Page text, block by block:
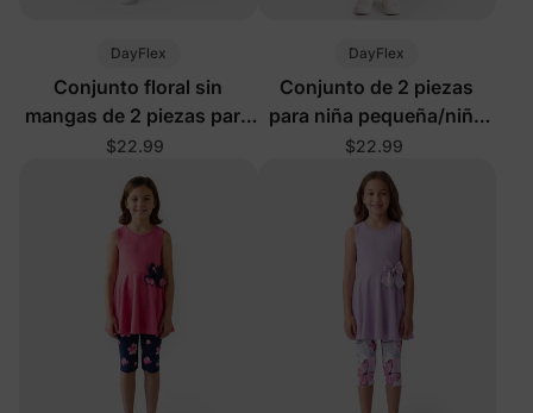
DayFlex
Conjunto floral sin
mangas de 2 piezas para
niña pequeña en color
rosa
$22.99
DayFlex
Conjunto de 2 piezas
para niña pequeña/niña
en amarillo
$22.99